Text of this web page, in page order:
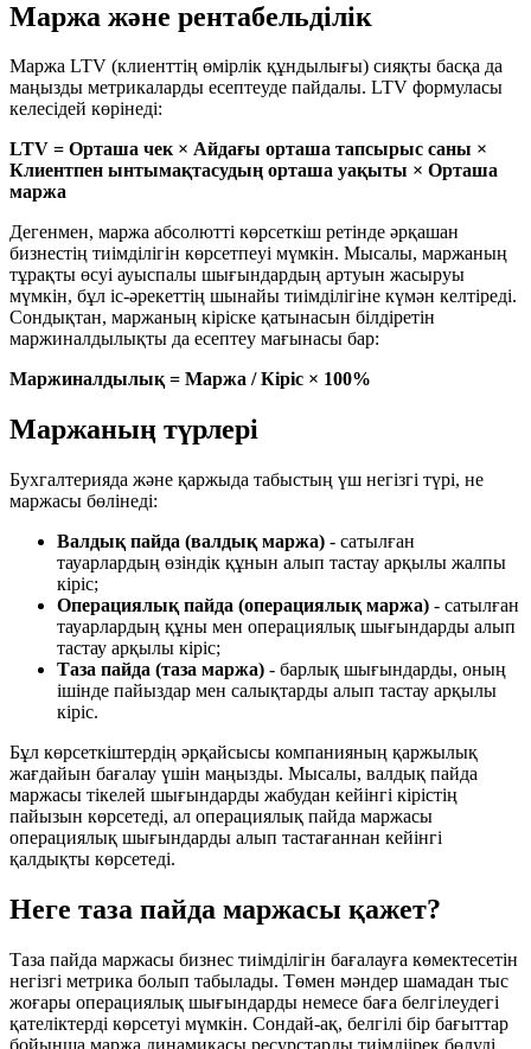
Маржа және рентабельділік
Маржа LTV (клиенттің өмірлік құндылығы) сияқты басқа да
маңызды метрикаларды есептеуде пайдалы. LTV формуласы
келесідей көрінеді:
LTV = Орташа чек × Айдағы орташа тапсырыс саны ×
Клиентпен ынтымақтасудың орташа уақыты × Орташа
маржа
Дегенмен, маржа абсолютті көрсеткіш ретінде әрқашан
бизнестің тиімділігін көрсетпеуі мүмкін. Мысалы, маржаның
тұрақты өсуі ауыспалы шығындардың артуын жасыруы
мүмкін, бұл іс-әрекеттің шынайы тиімділігіне күмән келтіреді.
Сондықтан, маржаның кіріске қатынасын білдіретін
маржиналдылықты да есептеу мағынасы бар:
Маржиналдылық = Маржа / Кіріс × 100%
Маржаның түрлері
Бухгалтерияда және қаржыда табыстың үш негізгі түрі, не
маржасы бөлінеді:
Валдық пайда (валдық маржа) - сатылған
тауарлардың өзіндік құнын алып тастау арқылы жалпы
кіріс;
Операциялық пайда (операциялық маржа) - сатылған
тауарлардың құны мен операциялық шығындарды алып
тастау арқылы кіріс;
Таза пайда (таза маржа) - барлық шығындарды, оның
ішінде пайыздар мен салықтарды алып тастау арқылы
кіріс.
Бұл көрсеткіштердің әрқайсысы компанияның қаржылық
жағдайын бағалау үшін маңызды. Мысалы, валдық пайда
маржасы тікелей шығындарды жабудан кейінгі кірістің
пайызын көрсетеді, ал операциялық пайда маржасы
операциялық шығындарды алып тастағаннан кейінгі
қалдықты көрсетеді.
Неге таза пайда маржасы қажет?
Таза пайда маржасы бизнес тиімділігін бағалауға көмектесетін
негізгі метрика болып табылады. Төмен мәндер шамадан тыс
жоғары операциялық шығындарды немесе баға белгілеудегі
қателіктерді көрсетуі мүмкін. Сондай-ақ, белгілі бір бағыттар
бойынша маржа динамикасы ресурстарды тиімдіірек бөлуді